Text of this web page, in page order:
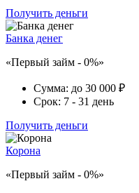
Получить деньги
Банка денег
«Первый займ - 0%»
Сумма: до 30 000 ₽
Срок: 7 - 31 день
Получить деньги
Корона
«Первый займ - 0%»